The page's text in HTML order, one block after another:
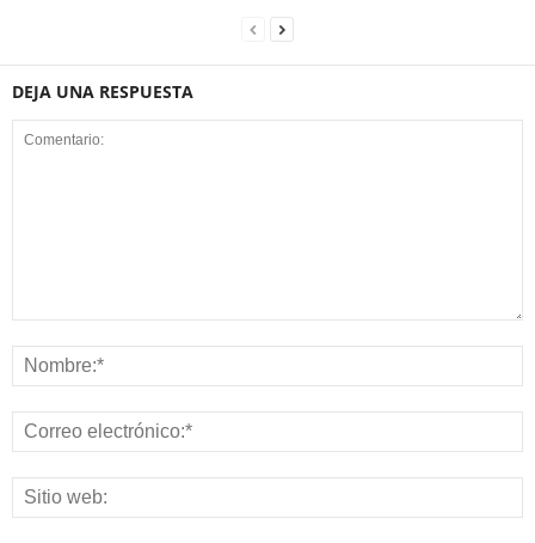
DEJA UNA RESPUESTA